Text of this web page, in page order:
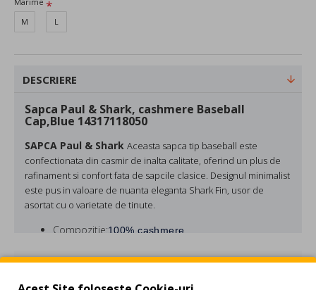
M
L
DESCRIERE
Sapca Paul & Shark, cashmere Baseball
Cap,Blue 14317118050
SAPCA Paul & Shark Aceasta sapca tip baseball este
confectionata din casmir de inalta calitate , oferind un plus de
rafinament si confort fata de sapcile clasice. Designul minimalist
este pus in valoare de nuanta eleganta Shark Fin , usor de
asortat cu o varietate de tinute.
Compozitie:100% cashmere
REVIEW-URI